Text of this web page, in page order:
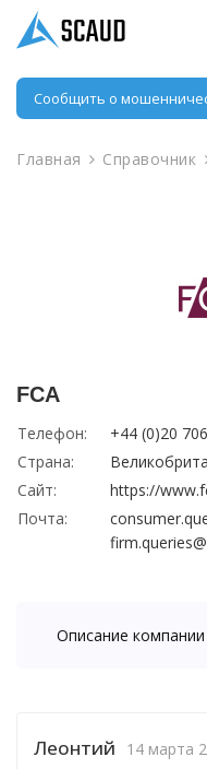
Сообщить о
Главная Справочник
FCA
Телефон:
+44 (0)20
Страна:
Сайт:
https://
Почта:
Описание компании
Леонтий 14 марта